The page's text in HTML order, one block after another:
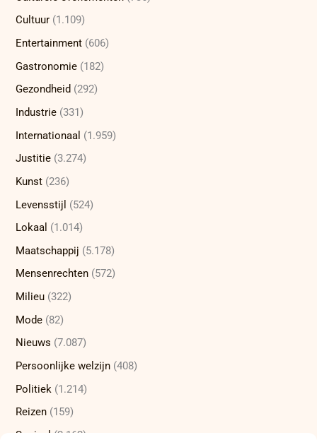
Cultuur (1.109)
Entertainment (606)
Gastronomie (182)
Gezondheid (292)
Industrie (331)
Internationaal (1.959)
Justitie (3.274)
Kunst (236)
Levensstijl (524)
Lokaal (1.014)
Maatschappij (5.178)
Mensenrechten (572)
Milieu (322)
Mode (82)
Nieuws (7.087)
Persoonlijke welzijn (408)
Politiek (1.214)
Reizen (159)
Sociaal (2.162)